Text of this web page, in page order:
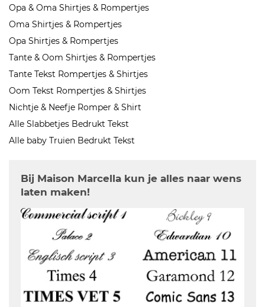
Opa & Oma Shirtjes & Rompertjes
Oma Shirtjes & Rompertjes
Opa Shirtjes & Rompertjes
Tante & Oom Shirtjes & Rompertjes
Tante Tekst Rompertjes & Shirtjes
Oom Tekst Rompertjes & Shirtjes
Nichtje & Neefje Romper & Shirt
Alle Slabbetjes Bedrukt Tekst
Alle baby Truien Bedrukt Tekst
Bij Maison Marcella kun je alles naar wens
laten maken!